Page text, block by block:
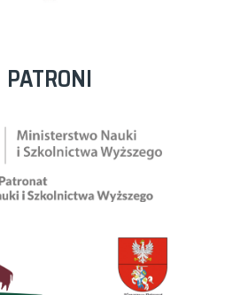
PATRONI